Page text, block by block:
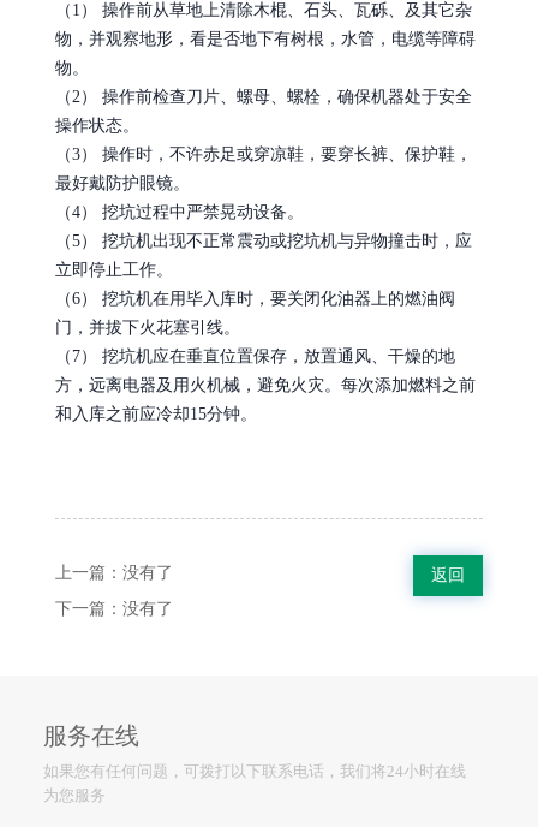
（1） 操作前从草地上清除木棍、石头、瓦砾、及其它杂
物，并观察地形，看是否地下有树根，水管，电缆等障碍
物。
（2） 操作前检查刀片、螺母、螺栓，确保机器处于安全
操作状态。
（3） 操作时，不许赤足或穿凉鞋，要穿长裤、保护鞋，
最好戴防护眼镜。
（4） 挖坑过程中严禁晃动设备。
（5） 挖坑机出现不正常震动或挖坑机与异物撞击时，应
立即停止工作。
（6） 挖坑机在用毕入库时，要关闭化油器上的燃油阀
门，并拔下火花塞引线。
（7） 挖坑机应在垂直位置保存，放置通风、干燥的地
方，远离电器及用火机械，避免火灾。每次添加燃料之前
和入库之前应冷却15分钟。
上一篇： 没有了
下一篇： 没有了
返回
服务在线
如果您有任何问题，可拨打以下联系电话，我们将24小时在线
为您服务